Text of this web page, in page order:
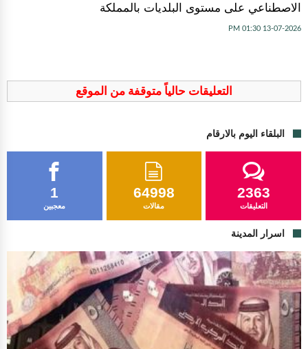
الاصطناعي على مستوى البلديات بالمملكة
13-07-2026 01:30 PM
التعليقات حالياً متوقفة من الموقع
البلقاء اليوم بالارقام
1
معجبين
64998
مقالات
2363
التعليقات
اسرار المدينة